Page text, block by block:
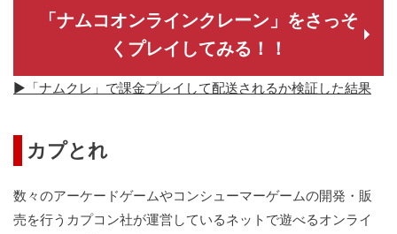
「ナムコオンラインクレーン」をさっそ
くプレイしてみる！！
▶「ナムクレ」で課金プレイして配送されるか検証した結果
カプとれ
数々のアーケードゲームやコンシューマーゲームの開発・販
売を行うカプコン社が運営しているネットで遊べるオンライ